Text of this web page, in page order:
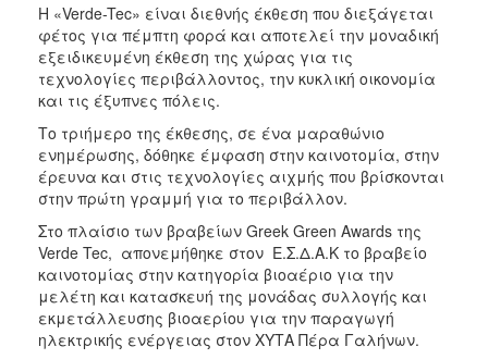
2019
2018
2017
2015
2012
ΔΗΜΟΣ
Η «Verde-Tec» είναι διεθνής έκθεση που διεξάγεται
φέτος για πέμπτη φορά και αποτελεί την μοναδική
εξειδικευμένη έκθεση της χώρας για τις
τεχνολογίες περιβάλλοντος, την κυκλική οικονομία
και τις έξυπνες πόλεις.
Το τριήμερο της έκθεσης, σε ένα μαραθώνιο
ενημέρωσης, δόθηκε έμφαση στην καινοτομία, στην
έρευνα και στις τεχνολογίες αιχμής που βρίσκονται
στην πρώτη γραμμή για το περιβάλλον.
Στο πλαίσιο των βραβείων Greek Green Awards της
Verde Tec, απονεμήθηκε στον Ε.Σ.Δ.Α.Κ το βραβείο
καινοτομίας στην κατηγορία βιοαέριο για την
μελέτη και κατασκευή της μονάδας συλλογής και
εκμετάλλευσης βιοαερίου για την παραγωγή
ηλεκτρικής ενέργειας στον ΧΥΤΑ Πέρα Γαλήνων.